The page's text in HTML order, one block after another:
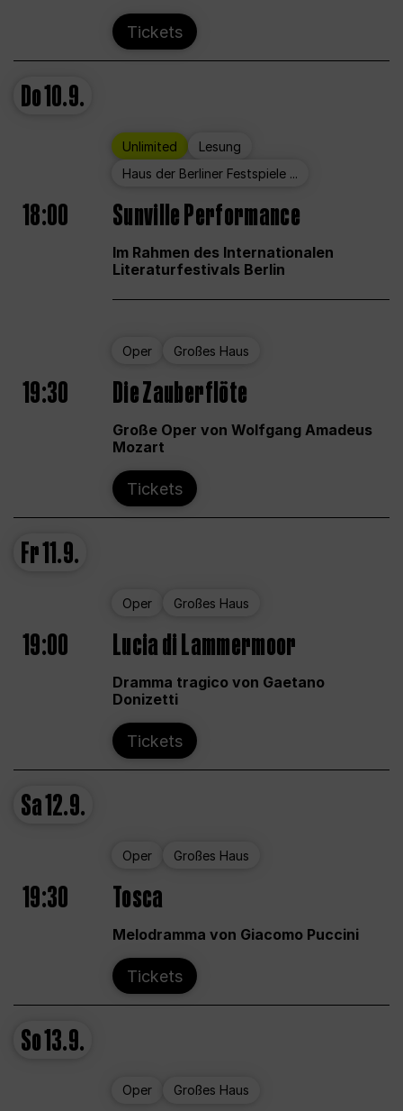
Tickets
Do10.9.
Unlimited
Lesung
Haus der Berliner Festspiele ...
18:00 Sunville Performance
Im Rahmen des Internationalen
Literaturfestivals Berlin
Oper Großes Haus
19:30 Die Zauberflöte
Große Oper von Wolfgang Amadeus
Mozart
Tickets
Fr11.9.
Oper Großes Haus
19:00 Lucia di Lammermoor
Dramma tragico von Gaetano
Donizetti
Tickets
Sa12.9.
Oper Großes Haus
19:30 Tosca
Melodramma von Giacomo Puccini
Tickets
So13.9.
Oper Großes Haus